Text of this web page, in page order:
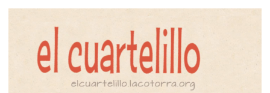
El Cuartelillo
Programa de radio de música
independiente. Podcast